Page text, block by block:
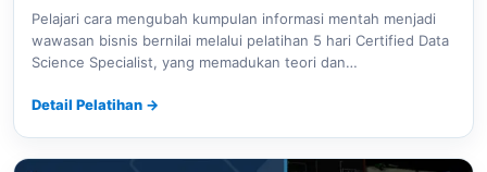
Pelajari cara mengubah kumpulan informasi mentah menjadi
wawasan bisnis bernilai melalui pelatihan 5 hari Certified Data
Science Specialist, yang memadukan teori dan…
Detail Pelatihan →